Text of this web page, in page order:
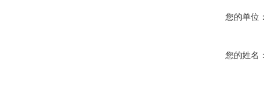
您的单位：
您的姓名：